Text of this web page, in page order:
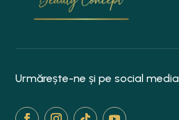
Urmărește-ne și pe social media